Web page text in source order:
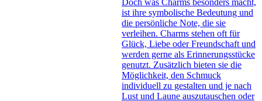
Doch was Charms besonders macht,
ist ihre symbolische Bedeutung und
die persönliche Note, die sie
verleihen. Charms stehen oft für
Glück, Liebe oder Freundschaft und
werden gerne als Erinnerungsstücke
genutzt. Zusätzlich bieten sie die
Möglichkeit, den Schmuck
individuell zu gestalten und je nach
Lust und Laune auszutauschen oder